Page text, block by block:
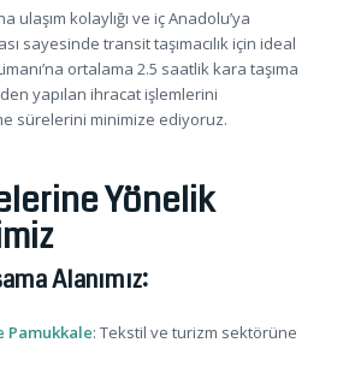
ulaşım kolaylığı ve iç Anadolu’ya
sayesinde transit taşımacılık için ideal
ortalama 2.5 saatlik kara taşıma
yapılan ihracat işlemlerini
sürelerini minimize ediyoruz.
Yönelik
Alanımız:
Pamukkale: Tekstil ve turizm sektörüne